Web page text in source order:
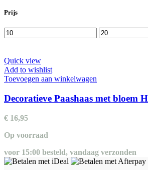
Prijs
Min.
prijs
Max.
prijs
Quick view
Add to wishlist
Toevoegen aan winkelwagen
Decoratieve Paashaas met bloem
€ 16,95
Op voorraad
voor 15:00 besteld, vandaag verzonden